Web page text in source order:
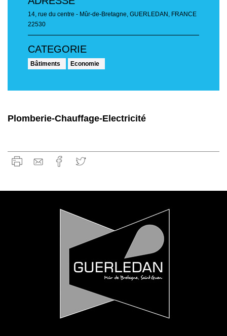
14, rue du centre - Mûr-de-Bretagne, GUERLEDAN, FRANCE
22530
Bâtiments Economie
Plomberie-Chauffage-Electricité